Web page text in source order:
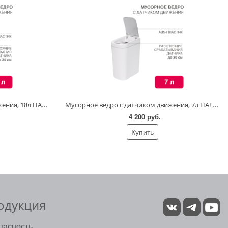
Мусорное ведро с датчиком движения, 18л HALSA
Мусорное ведро с датчиком движения, 7л HALSA
4 200 руб.
Купить